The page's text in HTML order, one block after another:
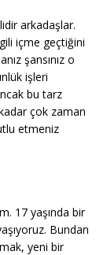
arkadaşlar.
içme geçtiğini
şansınız o
işleri
bu tarz
çok zaman
etmeniz
17 yaşında bir
Bundan
yeni bir